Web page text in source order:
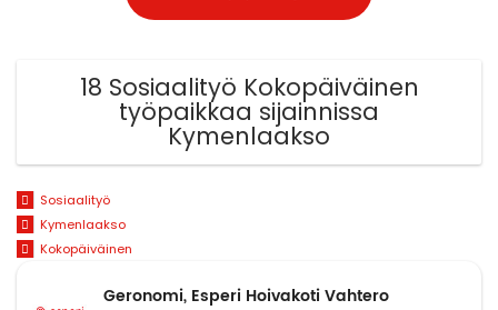
18 Sosiaalityö Kokopäiväinen
työpaikkaa sijainnissa
Kymenlaakso
Sosiaalityö
Kymenlaakso
Kokopäiväinen
Geronomi, Esperi Hoivakoti Vahtero